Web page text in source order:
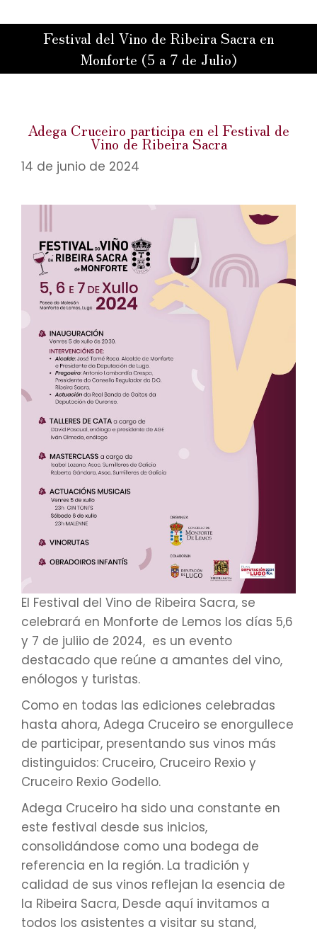
Festival del Vino de Ribeira Sacra en
Monforte (5 a 7 de Julio)
Estás aquí:
Adega Cruceiro participa en el Festival de
Vino de Ribeira Sacra
14 de junio de 2024
El Festival del Vino de Ribeira Sacra, se
celebrará en Monforte de Lemos los días 5,6
y 7 de juliio de 2024, es un evento
destacado que reúne a amantes del vino,
enólogos y turistas.
Como en todas las ediciones celebradas
hasta ahora, Adega Cruceiro se enorgullece
de participar, presentando sus vinos más
distinguidos: Cruceiro, Cruceiro Rexio y
Cruceiro Rexio Godello.
Adega Cruceiro ha sido una constante en
este festival desde sus inicios,
consolidándose como una bodega de
referencia en la región. La tradición y
calidad de sus vinos reflejan la esencia de
la Ribeira Sacra, Desde aquí invitamos a
todos los asistentes a visitar su stand,